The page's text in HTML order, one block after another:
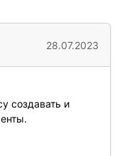
28.07.2023
создавать и